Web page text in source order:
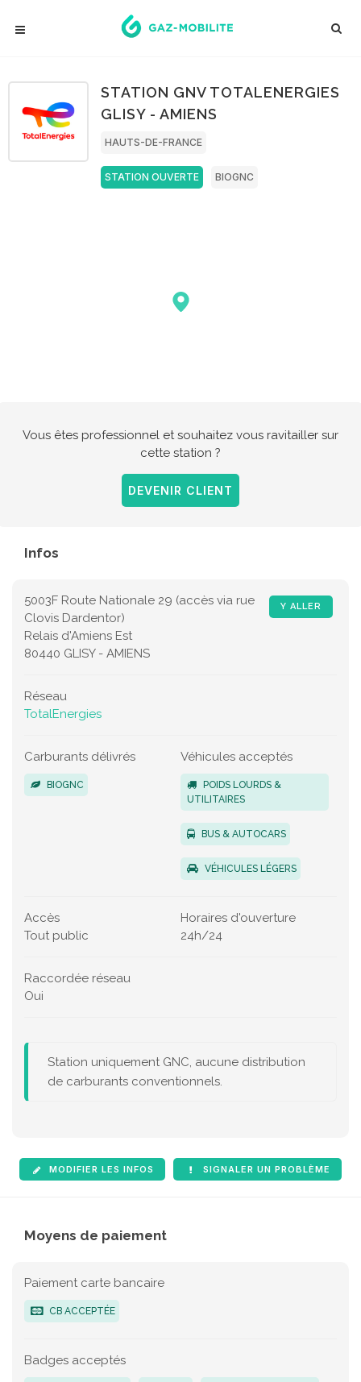
STATION GNV TOTALENERGIES
GLISY - AMIENS
HAUTS-DE-FRANCE
STATION OUVERTE BIOGNC
Vous êtes professionnel et souhaitez vous ravitailler sur
cette station ?
DEVENIR CLIENT
Infos
Y ALLER
5003F Route Nationale 29 (accès via rue
Clovis Dardentor)
Relais d'Amiens Est
80440 GLISY - AMIENS
Réseau
TotalEnergies
Carburants délivrés
BIOGNC
Véhicules acceptés
POIDS LOURDS &
UTILITAIRES
BUS & AUTOCARS
VÉHICULES LÉGERS
Accès
Tout public
Horaires d'ouverture
24h/24
Raccordée réseau
Oui
Station uniquement GNC, aucune distribution
de carburants conventionnels.
MODIFIER LES INFOS SIGNALER UN PROBLÈME
Moyens de paiement
Paiement carte bancaire
CB ACCEPTÉE
Badges acceptés